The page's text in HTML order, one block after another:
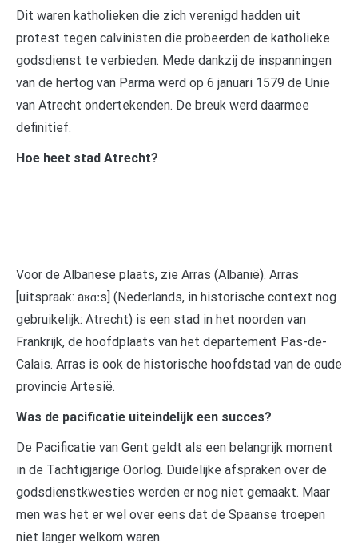
Dit waren katholieken die zich verenigd hadden uit
protest tegen calvinisten die probeerden de katholieke
godsdienst te verbieden. Mede dankzij de inspanningen
van de hertog van Parma werd op 6 januari 1579 de Unie
van Atrecht ondertekenden. De breuk werd daarmee
definitief.
Hoe heet stad Atrecht?
Voor de Albanese plaats, zie Arras (Albanië). Arras
[uitspraak: aʁɑːs] (Nederlands, in historische context nog
gebruikelijk: Atrecht) is een stad in het noorden van
Frankrijk, de hoofdplaats van het departement Pas-de-
Calais. Arras is ook de historische hoofdstad van de oude
provincie Artesië.
Was de pacificatie uiteindelijk een succes?
De Pacificatie van Gent geldt als een belangrijk moment
in de Tachtigjarige Oorlog. Duidelijke afspraken over de
godsdienstkwesties werden er nog niet gemaakt. Maar
men was het er wel over eens dat de Spaanse troepen
niet langer welkom waren.